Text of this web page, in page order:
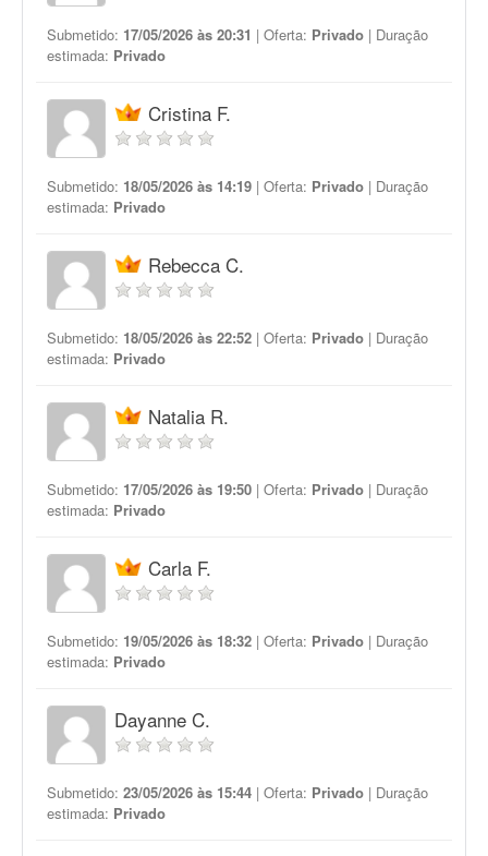
Submetido: 17/05/2026 às 20:31 | Oferta: Privado | Duração
estimada: Privado
Cristina F.
Submetido: 18/05/2026 às 14:19 | Oferta: Privado | Duração
estimada: Privado
Rebecca C.
Submetido: 18/05/2026 às 22:52 | Oferta: Privado | Duração
estimada: Privado
Natalia R.
Submetido: 17/05/2026 às 19:50 | Oferta: Privado | Duração
estimada: Privado
Carla F.
Submetido: 19/05/2026 às 18:32 | Oferta: Privado | Duração
estimada: Privado
Dayanne C.
Submetido: 23/05/2026 às 15:44 | Oferta: Privado | Duração
estimada: Privado